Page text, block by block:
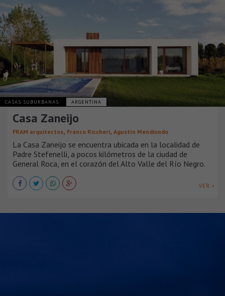
CASAS SUBURBANAS ARGENTINA
Casa Zaneijo
FRAM arquitectos, Franco Riccheri, Agustín Mendiondo
La Casa Zaneijo se encuentra ubicada en la localidad de
Padre Stefenelli, a pocos kilómetros de la ciudad de
General Roca, en el corazón del Alto Valle del Río Negro.
VER +